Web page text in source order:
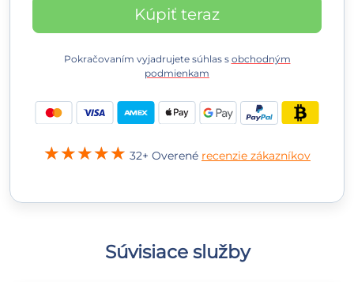
Kúpiť teraz
Pokračovaním vyjadrujete súhlas s obchodným
podmienkam
32+ Overené recenzie zákazníkov
Súvisiace služby